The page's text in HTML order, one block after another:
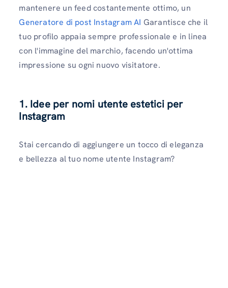
mantenere un feed costantemente ottimo, un
Generatore di post Instagram AI Garantisce che il
tuo profilo appaia sempre professionale e in linea
con l'immagine del marchio, facendo un'ottima
impressione su ogni nuovo visitatore.
1. Idee per nomi utente estetici per
Instagram
Stai cercando di aggiungere un tocco di eleganza
e bellezza al tuo nome utente Instagram?